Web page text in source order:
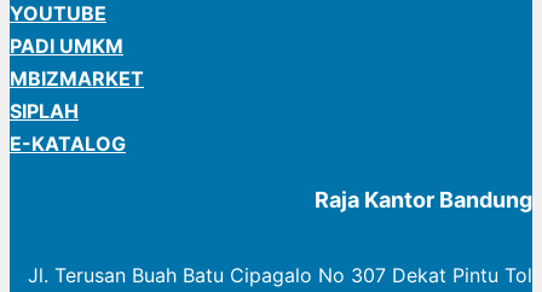
YOUTUBE
PADI UMKM
MBIZMARKET
SIPLAH
E-KATALOG
Raja Kantor Bandung
Jl. Terusan Buah Batu Cipagalo No 307 Dekat Pintu Tol